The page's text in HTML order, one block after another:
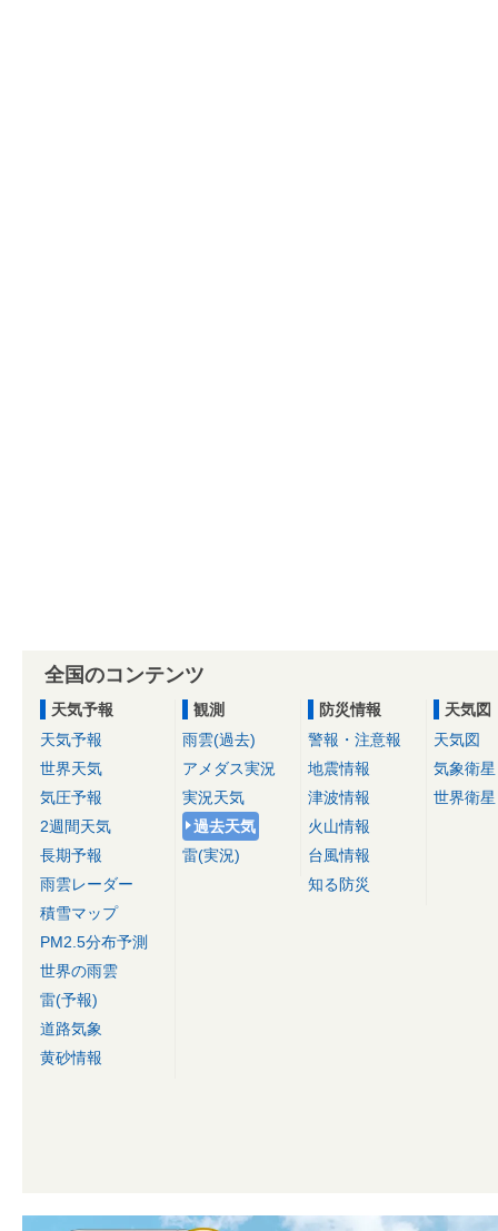
全国のコンテンツ
天気予報
天気予報
世界天気
気圧予報
2週間天気
長期予報
雨雲レーダー
積雪マップ
PM2.5分布予測
世界の雨雲
雷(予報)
道路気象
黄砂情報
観測
雨雲(過去)
アメダス実況
実況天気
過去天気
雷(実況)
防災情報
警報・注意報
地震情報
津波情報
火山情報
台風情報
知る防災
天気図
天気図
気象衛星
世界衛星